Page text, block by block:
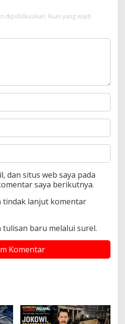
dipublikasikan. Ruas yang wajib
dan situs web saya pada
saya berikutnya.
tindak lanjut komentar
tulisan baru melalui surel.